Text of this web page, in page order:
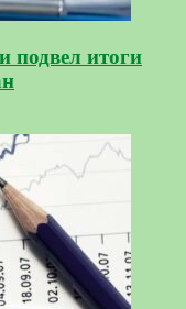
подвел итоги